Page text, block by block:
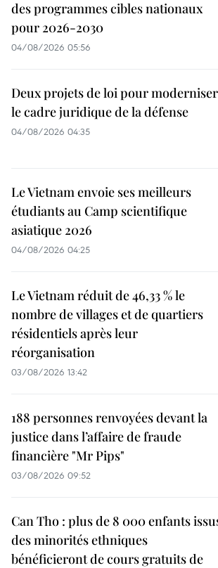
des programmes cibles nationaux
pour 2026-2030
04/08/2026 05:56
Deux projets de loi pour moderniser
le cadre juridique de la défense
04/08/2026 04:35
Le Vietnam envoie ses meilleurs
étudiants au Camp scientifique
asiatique 2026
04/08/2026 04:25
Le Vietnam réduit de 46,33 % le
nombre de villages et de quartiers
résidentiels après leur
réorganisation
03/08/2026 13:42
188 personnes renvoyées devant la
justice dans l’affaire de fraude
financière "Mr Pips"
03/08/2026 09:52
Can Tho : plus de 8 000 enfants
des minorités ethniques
bénéficieront de cours gratuits de